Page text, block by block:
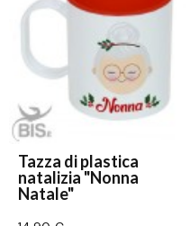
Tazza di plastica
natalizia "Nonna
Natale"